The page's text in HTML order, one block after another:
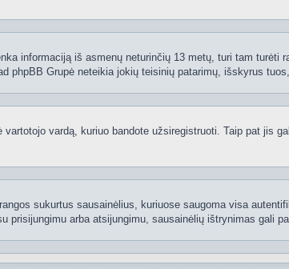
informaciją iš asmenų neturinčių 13 metų, turi tam
phpBB Grupė neteikia jokių teisinių patarimų, išskyrus
vardą, kuriuo bandote užsiregistruoti. Taip pat jis
sukurtus sausainėlius, kuriuose saugoma visa
arba atsijungimu, sausainėlių ištrynimas gali